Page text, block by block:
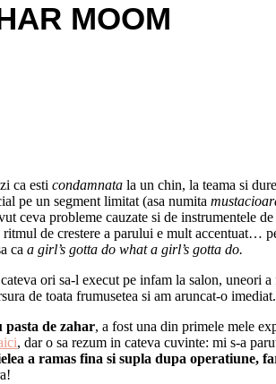
MOOM
ca esti condamnata la un chin, la teama si
pe un segment limitat (asa numita
ceva probleme cauzate si de instrumentele
de crestere a parului e mult
ca a girl’s gotta do what a girl’s gotta do.
ori sa-l execut pe infam la salon, uneori
de toata frumusetea si am aruncat-o
pasta de zahar, a fost una din primele mele
, dar o sa rezum in cateva cuvinte: mi s-a
a ramas fina si supla dupa operatiune,